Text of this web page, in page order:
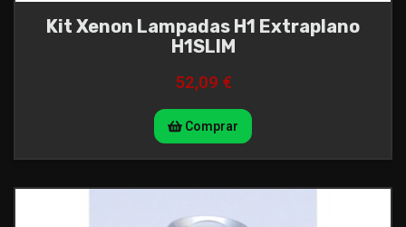
Kit Xenon Lampadas H1 Extraplano
H1SLIM
52,09 €
Comprar